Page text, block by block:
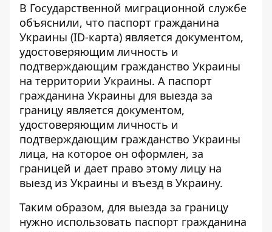
В Государственной миграционной службе
объяснили, что паспорт гражданина
Украины (ID-карта) является документом,
удостоверяющим личность и
подтверждающим гражданство Украины
на территории Украины. А паспорт
гражданина Украины для выезда за
границу является документом,
удостоверяющим личность и
подтверждающим гражданство Украины
лица, на которое он оформлен, за
границей и дает право этому лицу на
выезд из Украины и въезд в Украину.
Таким образом, для выезда за границу
нужно использовать паспорт гражданина